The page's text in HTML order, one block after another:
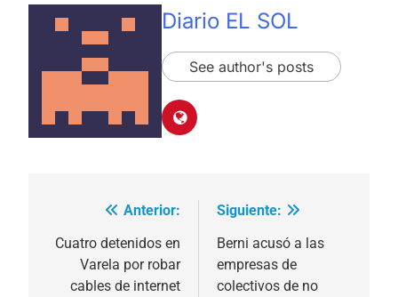
Diario EL SOL
See author's posts
Navegación
de
entradas
Anterior:
Cuatro detenidos en
Varela por robar
cables de internet
Siguiente:
Berni acusó a las
empresas de
colectivos de no